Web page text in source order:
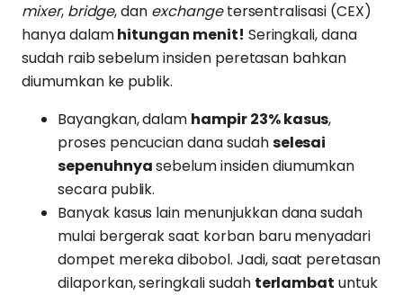
mixer, bridge, dan exchangetersentralisasi (CEX)
hanya dalamhitungan menit! Seringkali, dana
sudah raib sebelum insiden peretasan bahkan
diumumkan ke publik.
Bayangkan, dalam hampir 23% kasus,
proses pencucian dana sudahselesai
sepenuhnyasebelum insiden diumumkan
secara publik.
Banyak kasus lain menunjukkan dana sudah
mulai bergerak saat korban baru menyadari
dompet mereka dibobol. Jadi, saat peretasan
dilaporkan, seringkali sudah terlambat untuk